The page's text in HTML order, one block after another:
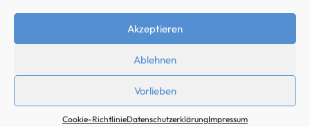
Akzeptieren
Ablehnen
Vorlieben
Cookie-RichtlinieDatenschutzerklärungImpressum
© 2024 by Noordtec